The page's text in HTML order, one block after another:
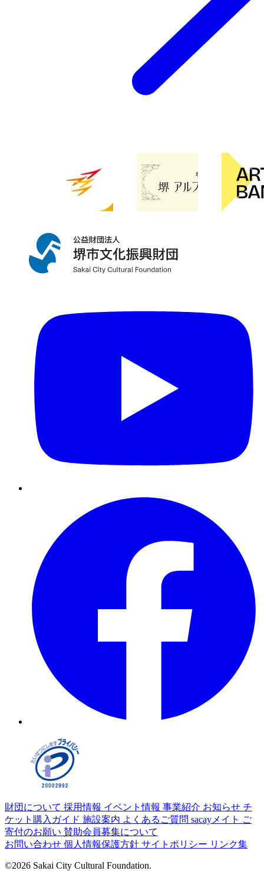
財団について 採用情報 イベント情報 事業紹介 お知らせ チ
ケット購入ガイド 施設案内 よくあるご質問 sacayメイト ご
寄付のお願い 賛助会員募集について
お問い合わせ 個人情報保護方針 サイトポリシー リンク集
©2026 Sakai City Cultural Foundation.